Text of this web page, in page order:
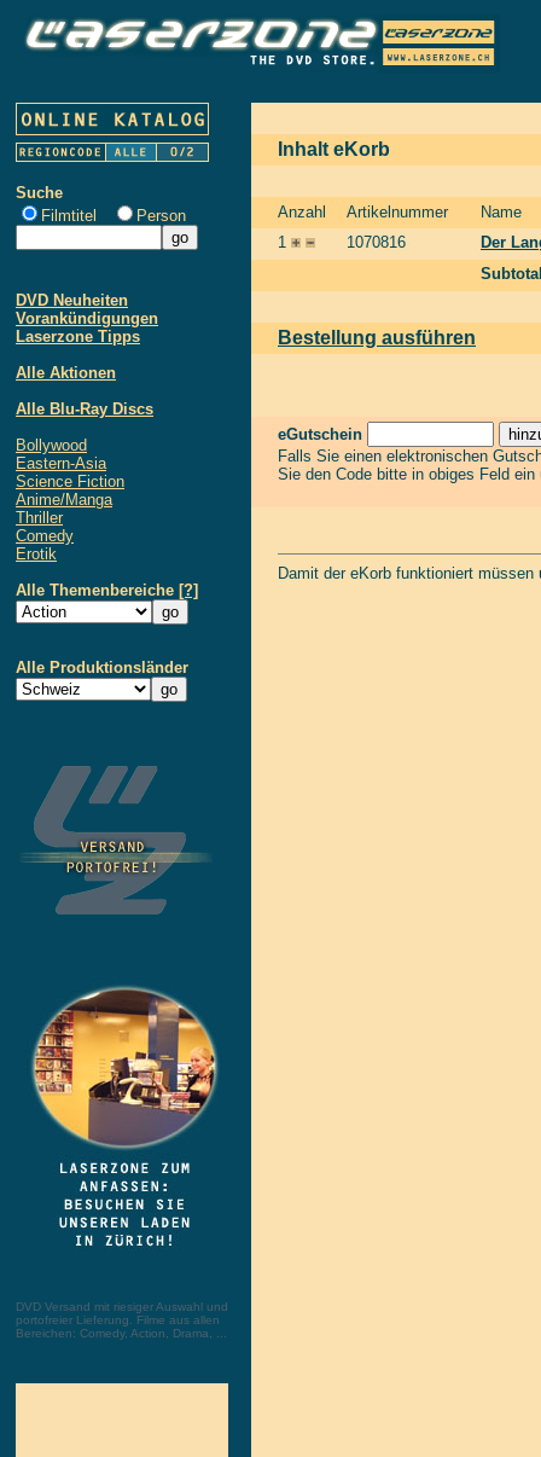
Suche
Filmtitel
Person
DVD Neuheiten
Vorankündigungen
Laserzone Tipps
Alle Aktionen
Alle Blu-Ray Discs
Bollywood
Eastern-Asia
Science Fiction
Anime/Manga
Thriller
Comedy
Erotik
Alle Themenbereiche [?]
Alle Produktionsländer
DVD Versand mit riesiger Auswahl und
portofreier Lieferung. Filme aus allen
Bereichen: Comedy, Action, Drama, ...
Inhalt eKorb
Anzahl Artikelnummer
Name
1
1070816
Der
Bestellung ausführen
eGutschein
Falls Sie einen elektronischen
Sie den Code bitte in obiges Feld
Damit der eKorb funktioniert